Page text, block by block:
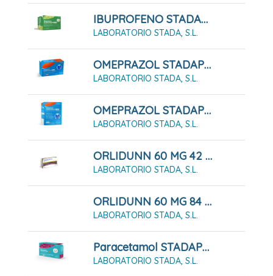
IBUPROFENO STADAPHARM 400 MG 20 SOBRE DE SUSPENSIÓN ORAL
LABORATORIO STADA, S.L.
OMEPRAZOL STADAPHARM 20 MG 7 CÁPSULAS DURAS GASTRORRESISTENTES
LABORATORIO STADA, S.L.
OMEPRAZOL STADAPHARM 20 MG 7 CÁPSULAS DURAS GASTRORRESISTENTES FRASCO
LABORATORIO STADA, S.L.
ORLIDUNN 60 MG 42 CÁPSULAS DURAS
LABORATORIO STADA, S.L.
ORLIDUNN 60 MG 84 CÁPSULAS DURAS
LABORATORIO STADA, S.L.
Paracetamol STADAPHARM 1 G 10 Comprimidos EFG
LABORATORIO STADA, S.L.